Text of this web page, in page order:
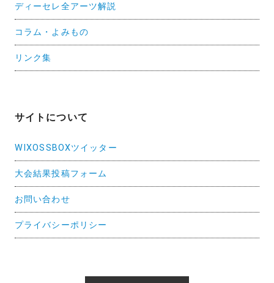
ディーセレ全アーツ解説
コラム・よみもの
リンク集
サイトについて
WIXOSSBOXツイッター
大会結果投稿フォーム
お問い合わせ
プライバシーポリシー